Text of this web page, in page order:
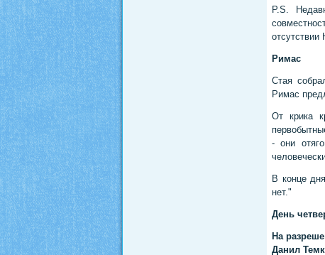
P.S.
Римас
Стая
Римас
От крика
- они
В конце
нет."
День
На
Данил